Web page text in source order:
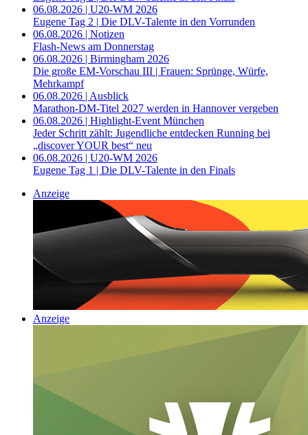
06.08.2026 | U20-WM 2026
Eugene Tag 2 | Die DLV-Talente in den Vorrunden
06.08.2026 | Notizen
Flash-News am Donnerstag
06.08.2026 | Birmingham 2026
Die große EM-Vorschau III | Frauen: Sprünge, Würfe,
Mehrkampf
06.08.2026 | Ausblick
Marathon-DM-Titel 2027 werden in Hannover vergeben
06.08.2026 | Highlight-Event München
Jeder Schritt zählt: Jugendliche entdecken Running bei
„discover YOUR best“ neu
06.08.2026 | U20-WM 2026
Eugene Tag 1 | Die DLV-Talente in den Finals
Anzeige
Anzeige